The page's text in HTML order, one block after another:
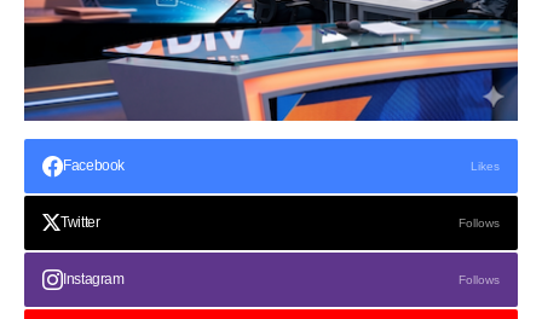
Facebook Likes
Twitter Follows
Instagram Follows